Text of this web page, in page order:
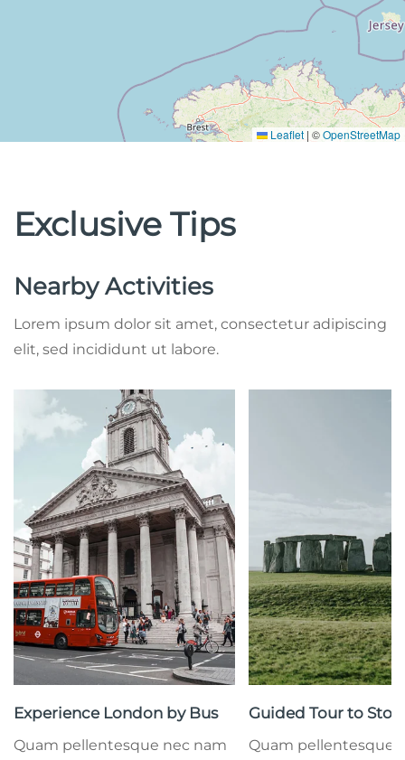
Leaflet | ©OpenStreetMap
Exclusive Tips
Nearby Activities
Lorem ipsum dolor sit amet, consectetur adipiscing
elit, sed incididunt ut labore.
Experience London by Bus
Quam pellentesque nec nam
Guided Tour to
Quam pellentesque